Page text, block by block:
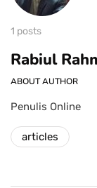
1 posts
Rabiul
ABOUT AUTHOR
Penulis Online
articles